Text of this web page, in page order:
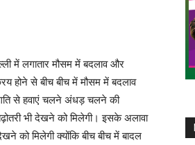
में लगातार मौसम में बदलाव और
होने से बीच बीच में मौसम में बदलाव
गति से हवाएं चलने अंधड़ चलने की
भी देखने को मिलेगी। इसके अलावा
को मिलेगी क्योंकि बीच बीच में बादल